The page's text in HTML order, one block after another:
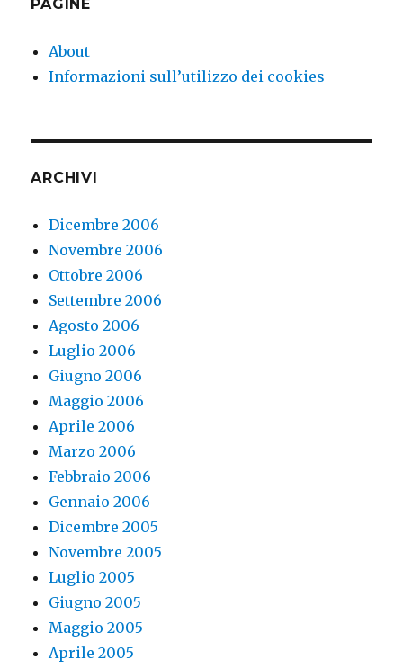
PAGINE
About
Informazioni sull’utilizzo dei cookies
ARCHIVI
Dicembre 2006
Novembre 2006
Ottobre 2006
Settembre 2006
Agosto 2006
Luglio 2006
Giugno 2006
Maggio 2006
Aprile 2006
Marzo 2006
Febbraio 2006
Gennaio 2006
Dicembre 2005
Novembre 2005
Luglio 2005
Giugno 2005
Maggio 2005
Aprile 2005